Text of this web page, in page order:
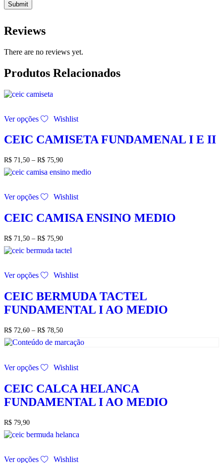
Reviews
There are no reviews yet.
Produtos Relacionados
Ver opções produto
várias
variantes.
As
opções
podem
na
do
Wishlist
CEIC CAMISETA FUNDAMENAL I E II
R$ 71,50 – R$ 75,90Faixa
preço:
R$ 75,90
Ver opções produto
várias
variantes.
opções
podem
na
do
produto
Wishlist
CEIC CAMISA ENSINO MEDIO
R$ 71,50 – R$ 75,90Faixa
preço:
R$ 75,90
Ver opções produto
várias
variantes.
As
podem
ser
escolhidas
página
do
produto
Wishlist
CEIC BERMUDA TACTEL
FUNDAMENTAL I AO MEDIO
R$ 72,60 – R$ 78,50Faixa
preço:
R$ 78,50
Ver opções produto
várias
variantes.
As
ser
escolhidas
página
Wishlist
CEIC CALCA HELANCA
FUNDAMENTAL I AO MEDIO
R$ 79,90
Ver opções produtoWishlist